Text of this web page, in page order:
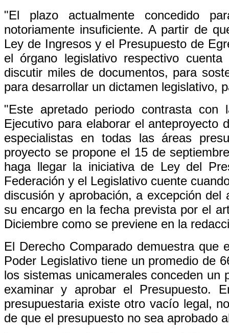
"El plazo actualmente concedido
notoriamente insuficiente. A partir de
Ley de Ingresos y el Presupuesto de
el órgano legislativo respectivo
discutir miles de documentos, para
para desarrollar un dictamen legislativo,
"Este apretado periodo contrasta con
Ejecutivo para elaborar el anteproyecto
especialistas en todas las áreas
proyecto se propone el 15 de
haga llegar la iniciativa de Ley del
Federación y el Legislativo cuente
discusión y aprobación, a excepción
su encargo en la fecha prevista por el
Diciembre como se previene en la
El Derecho Comparado demuestra que
Poder Legislativo tiene un promedio de
los sistemas unicamerales conceden
examinar y aprobar el Presupuesto.
presupuestaria existe otro vacío legal,
de que el presupuesto no sea aprobado